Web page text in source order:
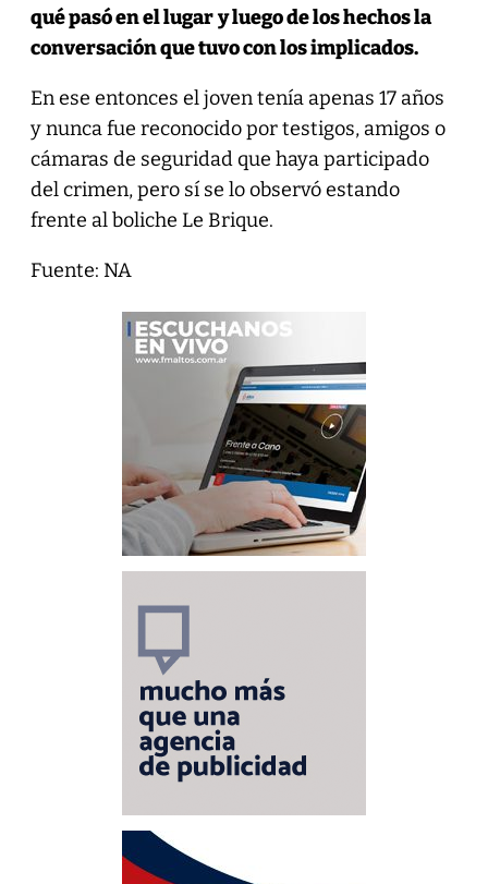
qué pasó en el lugary luego de los hechos la
conversación que tuvo con los implicados.
En ese entonces el joven tenía apenas 17 años
y nunca fue reconocido por testigos, amigos o
cámaras de seguridad que haya participado
del crimen, pero sí se lo observó estando
frente al boliche Le Brique.
Fuente: NA